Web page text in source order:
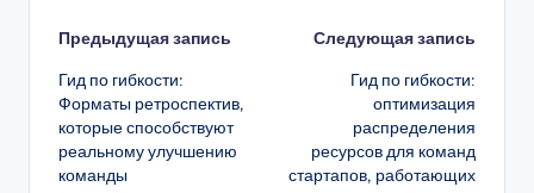
Навигация
записи
Предыдущая запись
Гид по гибкости:
Форматы ретроспектив,
которые способствуют
реальному улучшению
команды
Следующая запись
Гид по гибкости:
оптимизация
распределения
ресурсов для команд
стартапов, работающих